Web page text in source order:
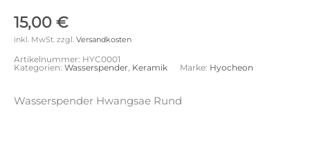
15,00 €
inkl. MwSt. zzgl. Versandkosten
Artikelnummer: HYC0001
Kategorien: Wasserspender Keramik Marke: Hyocheon
Wasserspender Hwangsae Rund